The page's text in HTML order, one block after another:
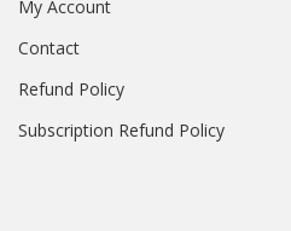
My Account
Contact
Refund Policy
Subscription Refund Policy